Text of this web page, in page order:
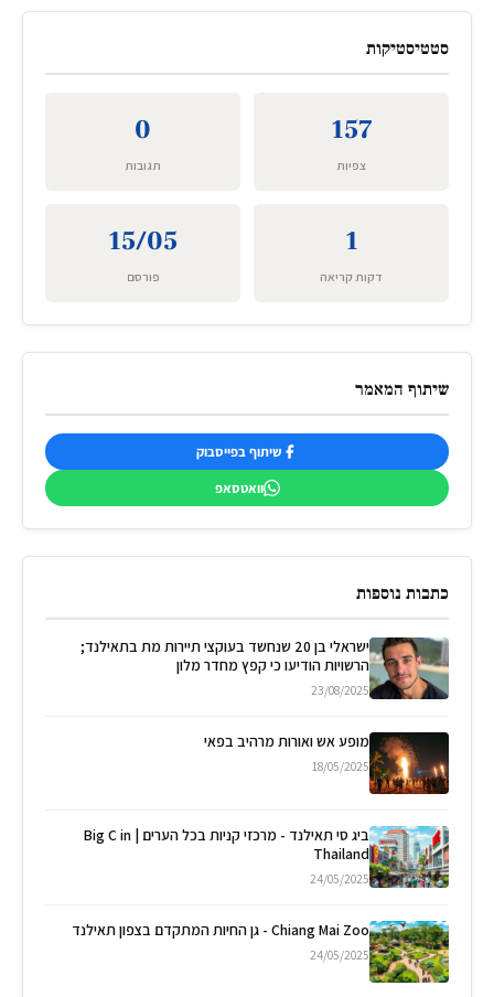
סטטיסטיקות
157
צפיות
0
תגובות
1
דקות קריאה
15/05
פורסם
שיתוף המאמר
שיתוף בפייסבוק
וואטסאפ
כתבות נוספות
ישראלי בן 20 שנחשד בעוקצי תיירות מת בתאילנד;
הרשויות הודיעו כי קפץ מחדר מלון
23/08/2025
מופע אש ואורות מרהיב בפאי
18/05/2025
ביג סי תאילנד - מרכזי קניות בכל הערים | Big C in
Thailand
24/05/2025
Chiang Mai Zoo - גן החיות המתקדם בצפון תאילנד
24/05/2025